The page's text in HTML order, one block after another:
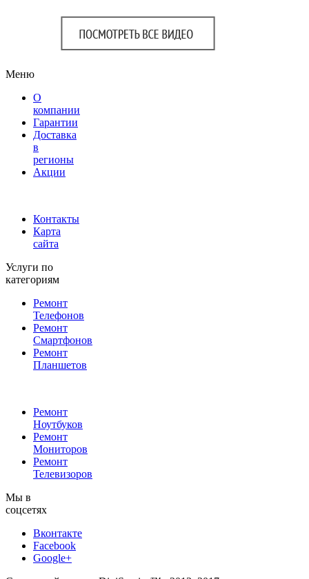
Меню
О
компании
Гарантии
Доставка
в
регионы
Акции
Контакты
Карта
сайта
Услуги по
категориям
Ремонт
Телефонов
Ремонт
Смартфонов
Ремонт
Планшетов
Ремонт
Ноутбуков
Ремонт
Мониторов
Ремонт
Телевизоров
Мы в
соцсетях
Вконтакте
Facebook
Google+